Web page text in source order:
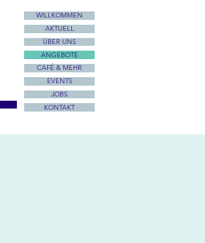
WILLKOMMEN
AKTUELL
ÜBER UNS
ANGEBOTE
CAFÉ & MEHR
EVENTS
JOBS
KONTAKT